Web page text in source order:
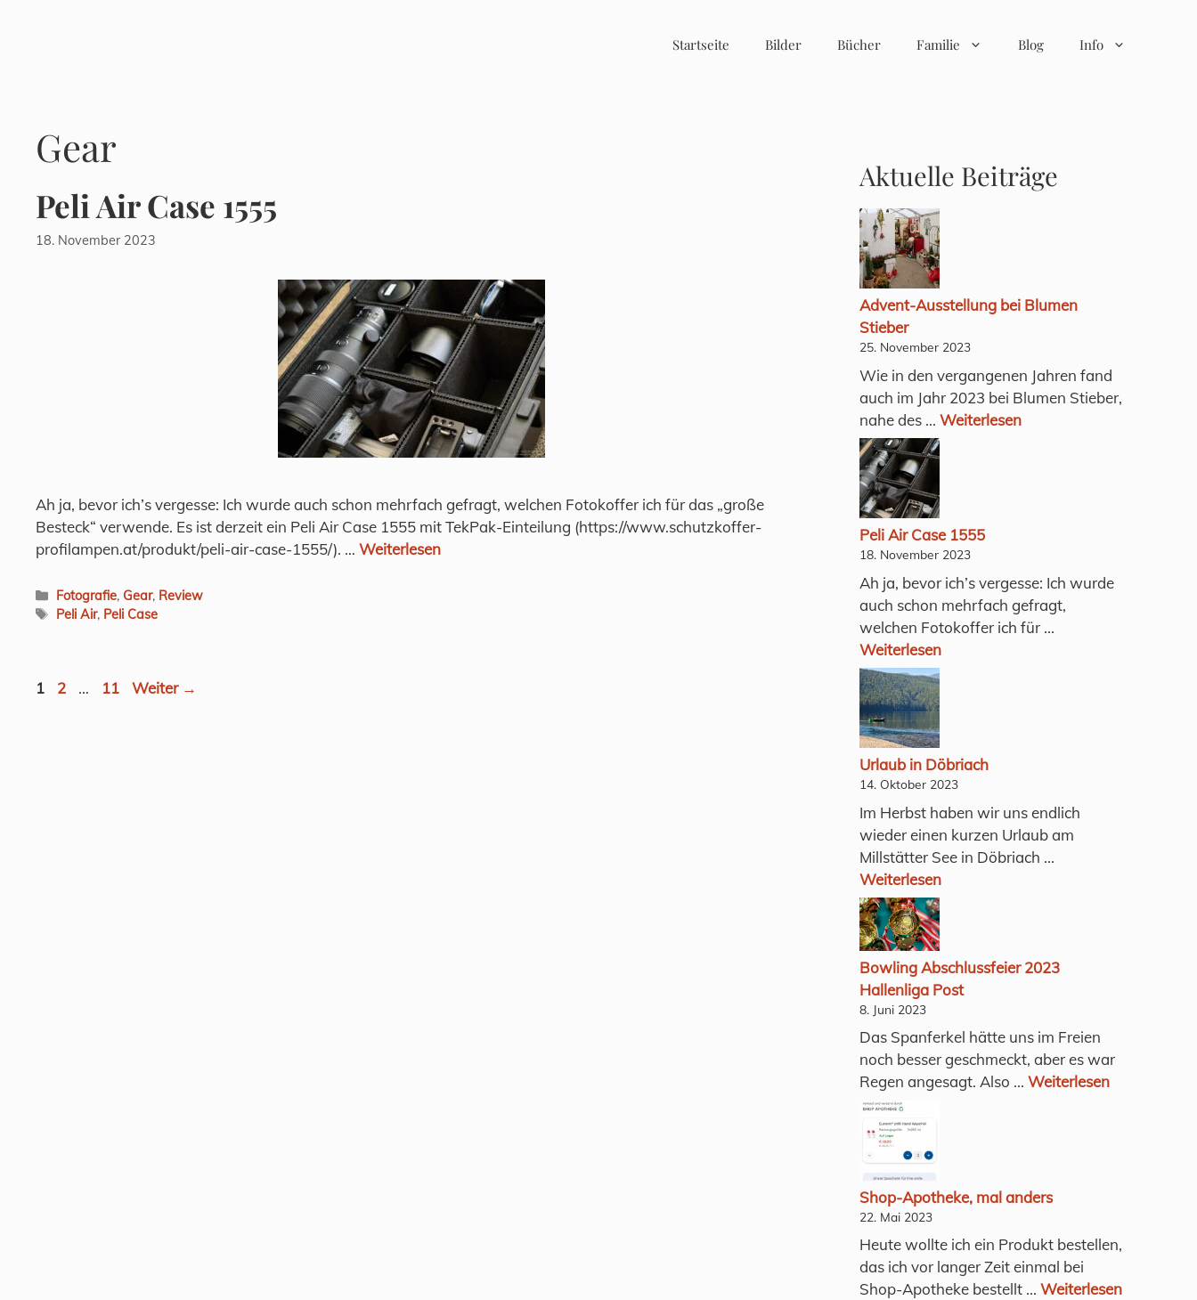
Startseite Bilder Bücher Familie Blog Info
Gear
Peli Air Case 1555
18. November 2023
Ah ja, bevor ich’s vergesse: Ich wurde auch schon mehrfach gefragt, welchen Fotokoffer ich für das „große
Besteck“ verwende. Es ist derzeit ein Peli Air Case 1555 mit TekPak-Einteilung (https://www.schutzkoffer-
profilampen.at/produkt/peli-air-case-1555/). … Weiterlesen
Kategorien
Fotografie, Gear, Review
Schlagwörter
Peli Air, Peli Case
Seite
1 Seite
2 … Seite
11 Weiter →
Aktuelle Beiträge
Advent-Ausstellung bei Blumen
Stieber
25. November 2023
Wie in den vergangenen Jahren fand
auch im Jahr 2023 bei Blumen Stieber,
nahe des ... Weiterlesen
Peli Air Case 1555
18. November 2023
Ah ja, bevor ich’s vergesse: Ich wurde
auch schon mehrfach gefragt,
welchen Fotokoffer ich für ...
Weiterlesen
Urlaub in Döbriach
14. Oktober 2023
Im Herbst haben wir uns endlich
wieder einen kurzen Urlaub am
Millstätter See in Döbriach ...
Weiterlesen
Bowling Abschlussfeier 2023
Hallenliga Post
8. Juni 2023
Das Spanferkel hätte uns im Freien
noch besser geschmeckt, aber es war
Regen angesagt. Also ... Weiterlesen
Shop-Apotheke, mal anders
22. Mai 2023
Heute wollte ich ein Produkt bestellen,
das ich vor langer Zeit einmal bei
Shop-Apotheke bestellt ... Weiterlesen